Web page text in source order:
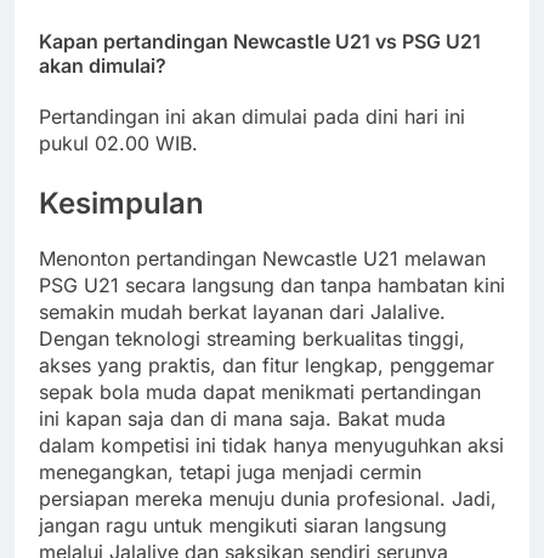
Kapan pertandingan Newcastle U21 vs PSG U21
akan dimulai?
Pertandingan ini akan dimulai pada dini hari ini
pukul 02.00 WIB.
Kesimpulan
Menonton pertandingan Newcastle U21 melawan
PSG U21 secara langsung dan tanpa hambatan kini
semakin mudah berkat layanan dari Jalalive.
Dengan teknologi streaming berkualitas tinggi,
akses yang praktis, dan fitur lengkap, penggemar
sepak bola muda dapat menikmati pertandingan
ini kapan saja dan di mana saja. Bakat muda
dalam kompetisi ini tidak hanya menyuguhkan aksi
menegangkan, tetapi juga menjadi cermin
persiapan mereka menuju dunia profesional. Jadi,
jangan ragu untuk mengikuti siaran langsung
melalui Jalalive dan saksikan sendiri serunya